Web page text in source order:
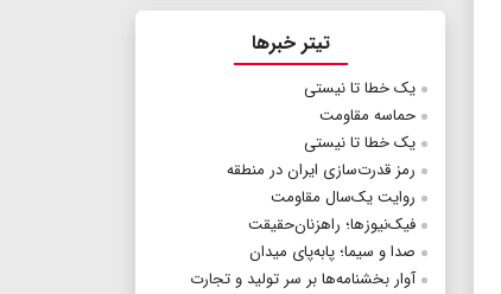
تیتر خبرها
یک خطا تا نیستی
حماسه مقاومت
یک خطا تا نیستی
رمز قدرت‌سازی ایران در منطقه
روایت یک‌سال مقاومت
فیک‌نیوزها؛ راهزنان‌حقیقت
صدا و سیما؛ پابه‌پای میدان
آوار بخشنامه‌ها بر سر تولید و تجارت